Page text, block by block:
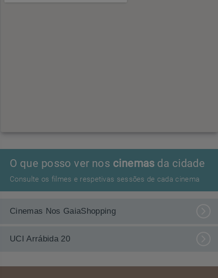
O que posso ver nos cinemas da cidade
Consulte os filmes e respetivas sessões de cada cinema
Cinemas Nos GaiaShopping
UCI Arrábida 20